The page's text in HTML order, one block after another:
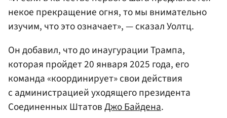
некое прекращение огня, то мы внимательно
изучим, что это означает», — сказал Уолтц.
Он добавил, что до инаугурации Трампа,
которая пройдет 20 января 2025 года, его
команда «координирует» свои действия
с администрацией уходящего президента
Соединенных ШтатовДжо Байдена.